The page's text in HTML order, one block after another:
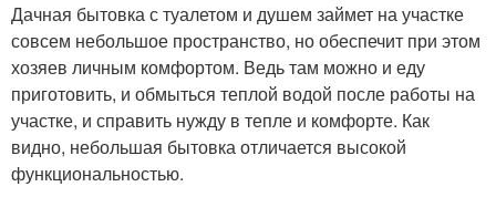
Дачная бытовка с туалетом и душем займет на участке
совсем небольшое пространство, но обеспечит при этом
хозяев личным комфортом. Ведь там можно и еду
приготовить, и обмыться теплой водой после работы на
участке, и справить нужду в тепле и комфорте. Как
видно, небольшая бытовка отличается высокой
функциональностью.